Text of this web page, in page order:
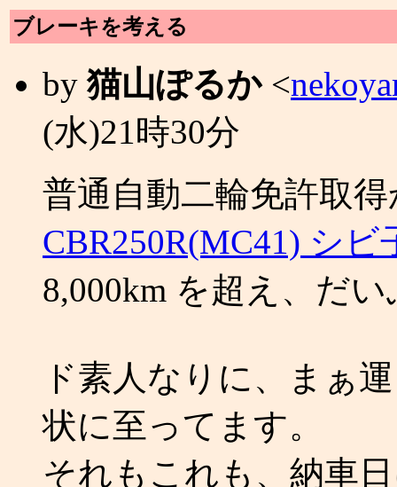
ブレーキを考える
by猫山ぽるか<
(水)21時30分
普通自動二輪免許取
CBR250R(MC41) シビ
8,000km を超え、だ
ド素人なりに、まぁ
状に至ってます。
それもこれも、納車